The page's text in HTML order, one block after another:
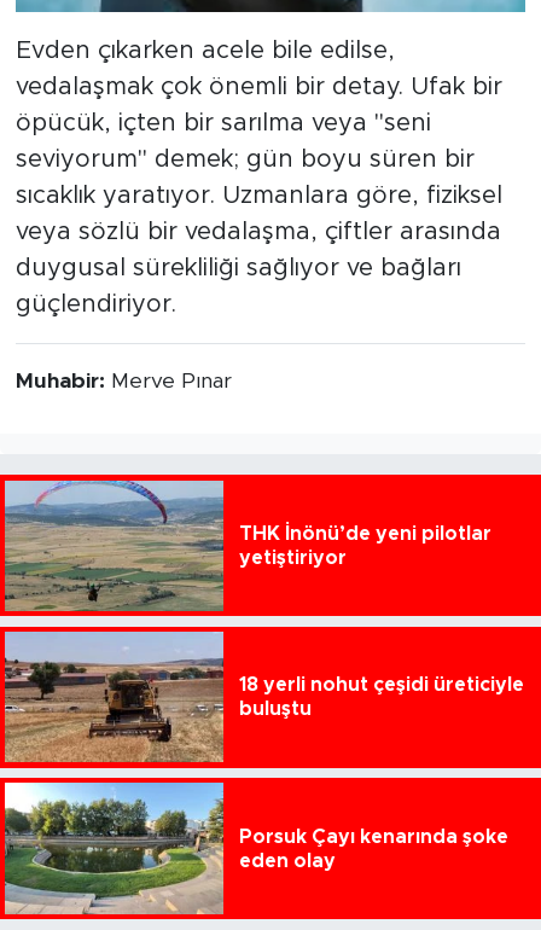
Evden çıkarken acele bile edilse,
vedalaşmak çok önemli bir detay. Ufak bir
öpücük, içten bir sarılma veya "seni
seviyorum" demek; gün boyu süren bir
sıcaklık yaratıyor. Uzmanlara göre, fiziksel
veya sözlü bir vedalaşma, çiftler arasında
duygusal sürekliliği sağlıyor ve bağları
güçlendiriyor.
Muhabir: Merve Pınar
THK İnönü’de yeni pilotlar
yetiştiriyor
18 yerli nohut çeşidi üreticiyle
buluştu
Porsuk Çayı kenarında şoke
eden olay